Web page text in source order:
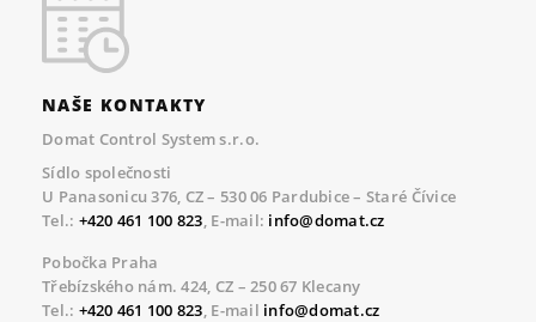
NAŠE KONTAKTY
Domat Control System s.r.o.
Sídlo společnosti
U Panasonicu 376, CZ – 530 06 Pardubice – Staré Čívice
Tel.: +420 461 100 823, E-mail: info@domat.cz
Pobočka Praha
Třebízského nám. 424, CZ – 250 67 Klecany
Tel.: +420 461 100 823, E-mail info@domat.cz